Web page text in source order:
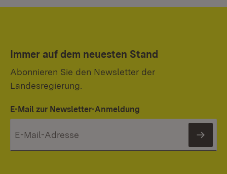
Immer auf dem neuesten Stand
Abonnieren Sie den Newsletter der
Landesregierung.
E-Mail zur Newsletter-Anmeldung